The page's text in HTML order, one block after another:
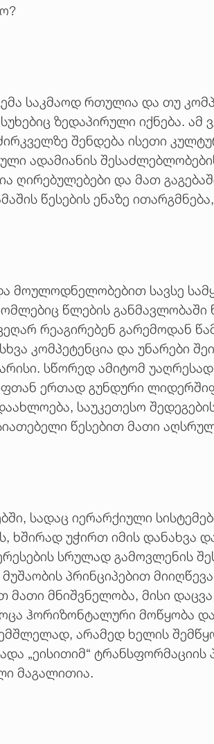
საკმაოდ რთულია და თუ
ზედაპირული იქნება.
შენდება ისეთი
ადამიანის
ღირებულებები და მათ
წესების ენაზე
მოულოდნელობებით სავსე
წლების
რეაგირებენ გარემოდან
კომპეტენცია და
სწორედ ამიტომ
ერთად გუნდური
საუკეთესო
წესებით მათი
სადაც იერარქიული
ხშირად უჭირთ იმის
სრულად გამოვლენის
პრინციპებით
მნიშვნელობა, მისი
ჰორიზონტალური მოწყობა და
არამედ ხელის
„ეისითიმ“
მაგალითია.